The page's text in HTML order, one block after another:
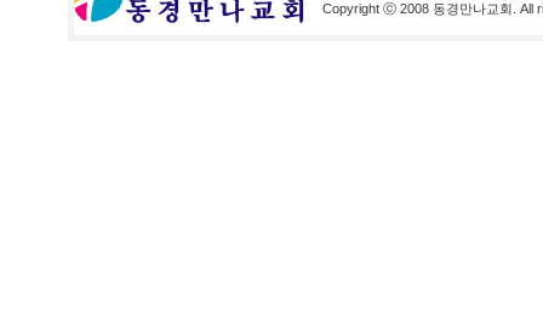
Copyright ⓒ 2008 동경만나교회. All